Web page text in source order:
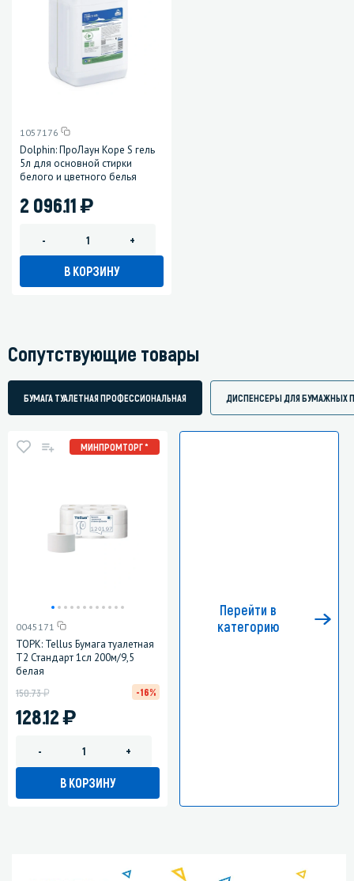
1057176
Dolphin: ПроЛаун Коре S гель
5л для основной стирки
белого и цветного белья
2 096.11)
- +
В КОРЗИНУ
Сопутствующие товары
БУМАГА ТУАЛЕТНАЯ ПРОФЕССИОНАЛЬНАЯ ДИСПЕНСЕРЫ ДЛЯ БУМАЖНЫХ
МИНПРОМТОРГ *
0045171
ТОРК: Tellus Бумага туалетная
T2 Стандарт 1сл 200м/9,5
белая
128.12)
150.73у -16%
- +
В КОРЗИНУ
Перейти в
категорию